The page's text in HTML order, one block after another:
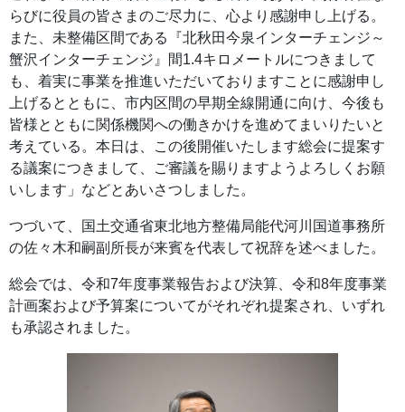
らびに役員の皆さまのご尽力に、心より感謝申し上げる。
また、未整備区間である『北秋田今泉インターチェンジ～
蟹沢インターチェンジ』間1.4キロメートルにつきまして
も、着実に事業を推進いただいておりますことに感謝申し
上げるとともに、市内区間の早期全線開通に向け、今後も
皆様とともに関係機関への働きかけを進めてまいりたいと
考えている。本日は、この後開催いたします総会に提案す
る議案につきまして、ご審議を賜りますようよろしくお願
いします」などとあいさつしました。
つづいて、国土交通省東北地方整備局能代河川国道事務所
の佐々木和嗣副所長が来賓を代表して祝辞を述べました。
総会では、令和7年度事業報告および決算、令和8年度事業
計画案および予算案についてがそれぞれ提案され、いずれ
も承認されました。